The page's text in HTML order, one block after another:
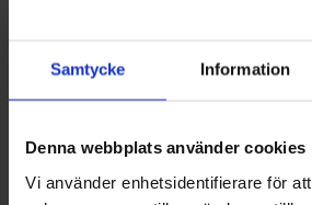
Samtycke Information
Denna webbplats använder cookies
Vi använder enhetsidentifierare för